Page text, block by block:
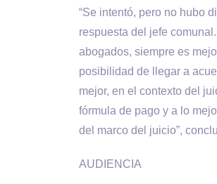
“Se intentó, pero no hubo
respuesta del jefe
abogados, siempre es
posibilidad de llegar a
mejor, en el contexto del
fórmula de pago y a lo
del marco del juicio”,
AUDIENCIA